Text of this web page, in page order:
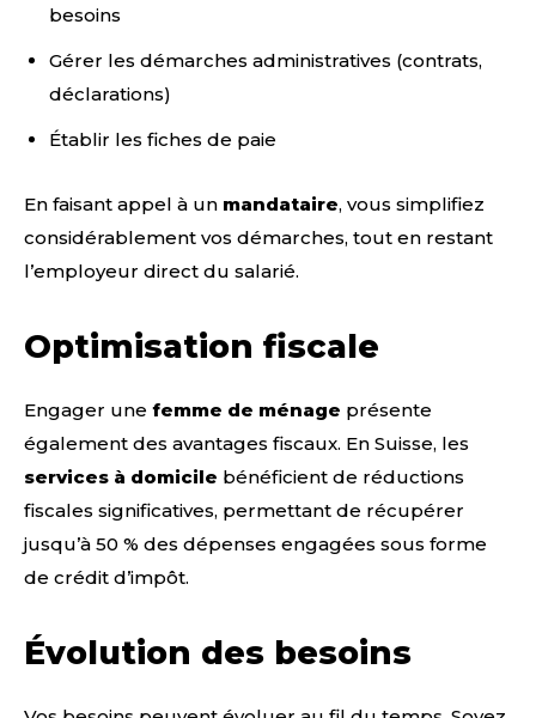
besoins
Gérer les démarches administratives (contrats,
déclarations)
Établir les fiches de paie
En faisant appel à un mandataire, vous simplifiez
considérablement vos démarches, tout en restant
l’employeur direct du salarié.
Optimisation fiscale
Engager une femme de ménage présente
également des avantages fiscaux. En Suisse, les
services à domicile bénéficient de réductions
fiscales significatives, permettant de récupérer
jusqu’à 50 % des dépenses engagées sous forme
de crédit d’impôt.
Évolution des besoins